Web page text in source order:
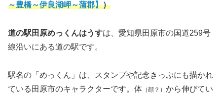
～豊橋～伊良湖岬～蒲郡】）
道の駅田原めっくんはうすは、愛知県田原市の国道259号
線沿いにある道の駅です。
駅名の「めっくん」は、スタンプや記念きっぷにも描かれ
ている田原市のキャラクターです。体 （顔？） から伸びてい